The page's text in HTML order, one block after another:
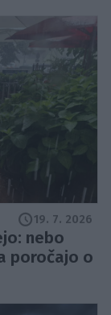
19. 7. 2026
nebo
poročajo o